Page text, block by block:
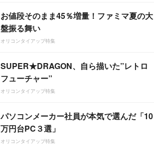
お値段そのまま45％増量！ファミマ夏の大
盤振る舞い
オリコンタイアップ特集
SUPER★DRAGON、自ら描いた”レトロ
フューチャー”
オリコンタイアップ特集
パソコンメーカー社員が本気で選んだ「10
万円台PC３選」
オリコンタイアップ特集